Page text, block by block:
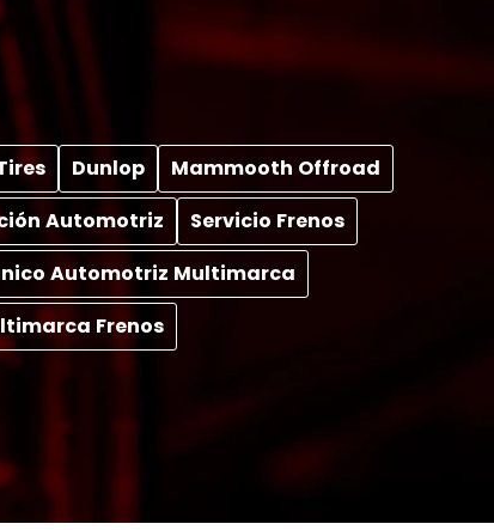
Dunlop
Mammooth Offroad
Automotriz
Servicio Frenos
Automotriz Multimarca
Frenos